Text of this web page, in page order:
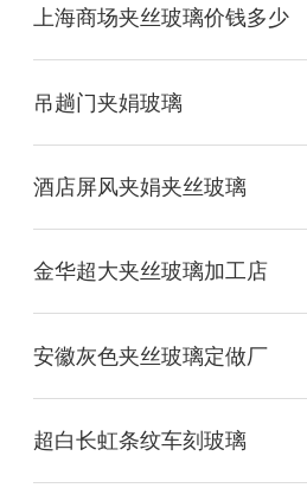
上海商场夹丝玻璃价钱多少
吊趟门夹娟玻璃
酒店屏风夹娟夹丝玻璃
金华超大夹丝玻璃加工店
安徽灰色夹丝玻璃定做厂
超白长虹条纹车刻玻璃